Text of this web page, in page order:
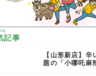
記事
【山形新店】
題の「小哪吒麻